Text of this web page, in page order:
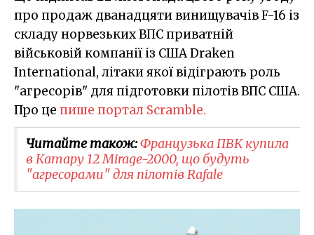
про продаж дванадцяти винищувачів F-16 із
складу норвезьких ВПС приватній
військовій компанії із США Draken
International, літаки якої відіграють роль
"агресорів" для підготовки пілотів ВПС США.
Про це пише портал Scramble.
Читайте також:Французька ПВК купила
в Катару 12 Mirage-2000, що будуть
"агресорами" для пілотів Rafale